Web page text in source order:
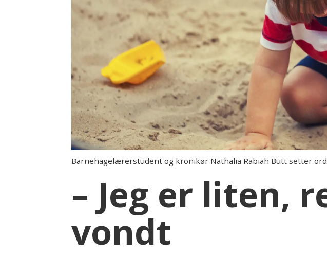
Barnehagelærerstudent og kronikør Nathalia Rabiah Butt setter
– Jeg er liten,
vondt